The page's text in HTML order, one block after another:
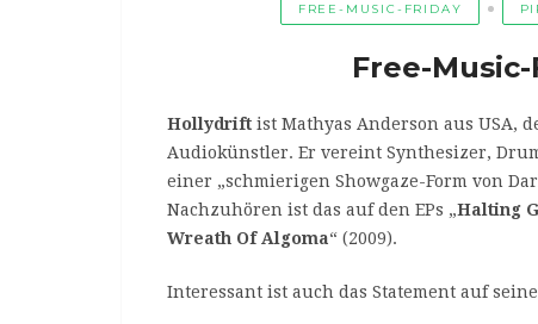
FREE-MUSIC-FRIDAY
Free-
Hollydriftist Mathyas Anderson aus USA,
Audiokünstler. Er vereint Synthesizer,
einer „schmierigen Showgaze-Form von
Nachzuhören ist das auf den EPs „Halting
Wreath Of Algoma“ (2009).
Interessant ist auch das Statement auf